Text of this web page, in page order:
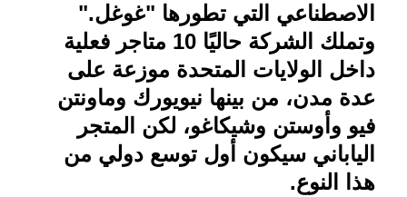
الاصطناعي التي تطورها "غوغل".
وتملك الشركة حاليًا 10 متاجر فعلية
داخل الولايات المتحدة موزعة على
عدة مدن، من بينها نيويورك وماونتن
فيو وأوستن وشيكاغو، لكن المتجر
الياباني سيكون أول توسع دولي من
هذا النوع.